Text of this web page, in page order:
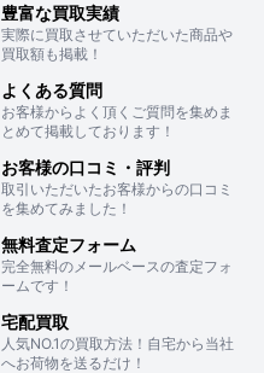
豊富な買取実績
実際に買取させていただいた商品や
買取額も掲載！
よくある質問
お客様からよく頂くご質問を集めま
とめて掲載しております！
お客様の口コミ・評判
取引いただいたお客様からの口コミ
を集めてみました！
無料査定フォーム
完全無料のメールベースの査定フォ
ームです！
宅配買取
人気NO.1の買取方法！自宅から当社
へお荷物を送るだけ！